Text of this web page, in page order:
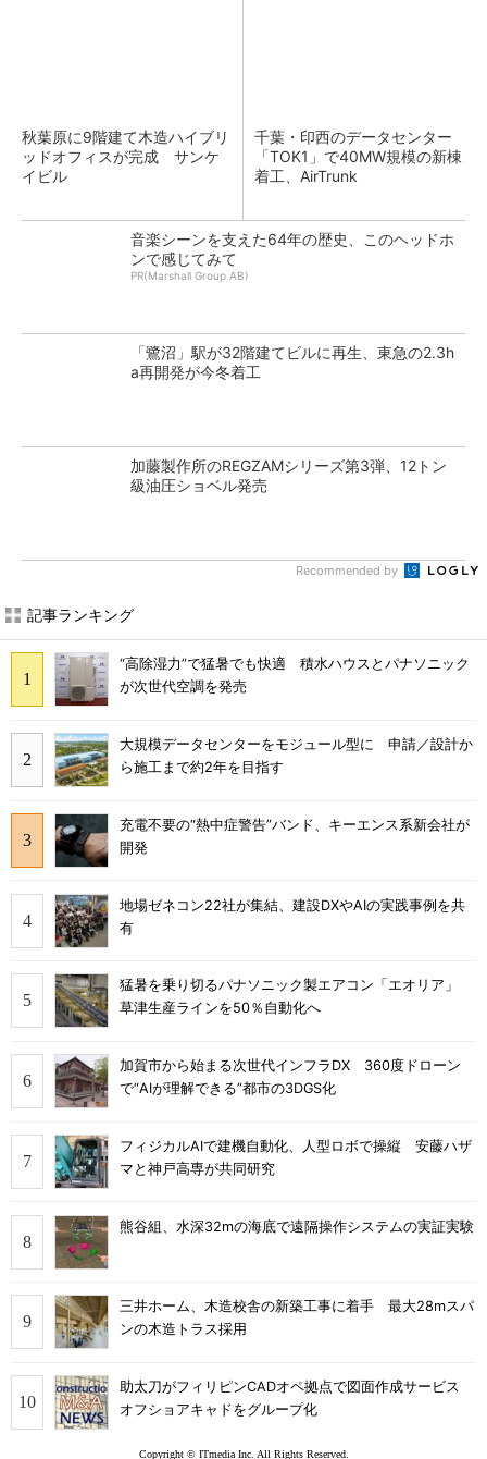
秋葉原に9階建て木造ハイブリ
ッドオフィスが完成 サンケ
イビル
千葉・印西のデータセンター
「TOK1」で40MW規模の新棟
着工、AirTrunk
音楽シーンを支えた64年の歴史、このヘッドホ
ンで感じてみて
PR(Marshall Group AB)
「鷺沼」駅が32階建てビルに再生、東急の2.3h
a再開発が今冬着工
加藤製作所のREGZAMシリーズ第3弾、12トン
級油圧ショベル発売
Recommended by
記事ランキング
“高除湿力”で猛暑でも快適 積水ハウスとパナソニック
が次世代空調を発売
大規模データセンターをモジュール型に 申請／設計か
ら施工まで約2年を目指す
充電不要の“熱中症警告”バンド、キーエンス系新会社が
開発
地場ゼネコン22社が集結、建設DXやAIの実践事例を共
有
猛暑を乗り切るパナソニック製エアコン「エオリア」
草津生産ラインを50％自動化へ
加賀市から始まる次世代インフラDX 360度ドローン
で“AIが理解できる”都市の3DGS化
フィジカルAIで建機自動化、人型ロボで操縦 安藤ハザ
マと神戸高専が共同研究
熊谷組、水深32mの海底で遠隔操作システムの実証実験
三井ホーム、木造校舎の新築工事に着手 最大28mスパ
ンの木造トラス採用
助太刀がフィリピンCADオペ拠点で図面作成サービス
オフショアキャドをグループ化
Copyright © ITmedia Inc. All Rights Reserved.